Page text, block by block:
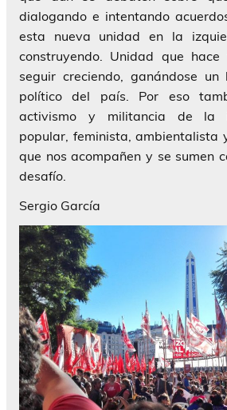
dialogando e intentando
esta nueva unidad en la
construyendo. Unidad que
seguir creciendo, ganándose
político del país. Por eso
activismo y militancia de la
popular, feminista, ambientalista
que nos acompañen y se sumen
desafío.
Sergio García